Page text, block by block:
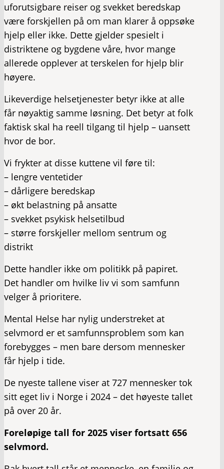
uforutsigbare reiser og svekket beredskap
være forskjellen på om man klarer å oppsøke
hjelp eller ikke. Dette gjelder spesielt i
distriktene og bygdene våre, hvor mange
allerede opplever at terskelen for hjelp blir
høyere.
Likeverdige helsetjenester betyr ikke at alle
får nøyaktig samme løsning. Det betyr at folk
faktisk skal ha reell tilgang til hjelp – uansett
hvor de bor.
Vi frykter at disse kuttene vil føre til:
– lengre ventetider
– dårligere beredskap
– økt belastning på ansatte
– svekket psykisk helsetilbud
– større forskjeller mellom sentrum og
distrikt
Dette handler ikke om politikk på papiret.
Det handler om hvilke liv vi som samfunn
velger å prioritere.
Mental Helse har nylig understreket at
selvmord er et samfunnsproblem som kan
forebygges – men bare dersom mennesker
får hjelp i tide.
De nyeste tallene viser at 727 mennesker tok
sitt eget liv i Norge i 2024 – det høyeste tallet
på over 20 år.
Foreløpige tall for 2025 viser fortsatt 656
selvmord.